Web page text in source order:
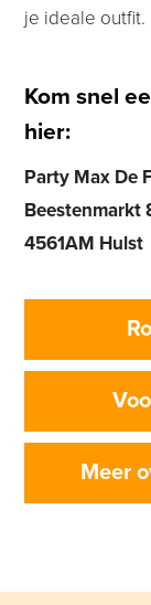
je ideale outfit.
Kom snel
hier:
Party Max De
Beestenmarkt
4561AM Hulst
Meer